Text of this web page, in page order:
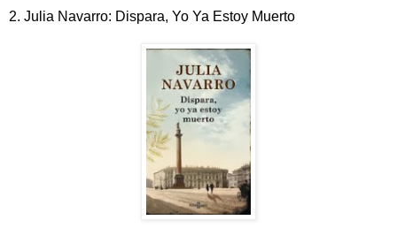
2. Julia Navarro: Dispara, Yo Ya Estoy Muerto